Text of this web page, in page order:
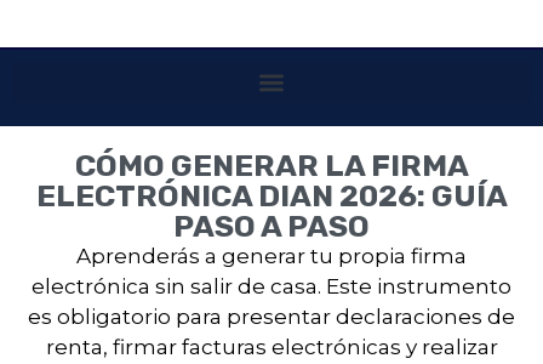
CÓMO GENERAR LA FIRMA
ELECTRÓNICA DIAN 2026: GUÍA
PASO A PASO
Aprenderás a generar tu propia firma
electrónica sin salir de casa. Este instrumento
es obligatorio para presentar declaraciones de
renta, firmar facturas electrónicas y realizar